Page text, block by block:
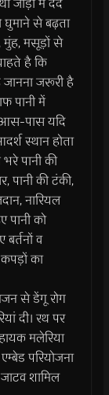
घुमाने से बढ़ता
मुंह, मसूड़ों से
है कि
जरूरी है
पानी में
पास यदि
स्थान होता
पानी की
पानी की टंकी,
नारियल
पानी को
व
का
से डेंगू रोग
दी। रथ पर
मलेरिया
परियोजना
शामिल